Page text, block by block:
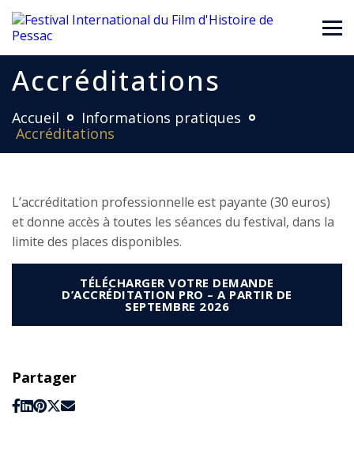
Accréditations
Accueil
Informations pratiques
Accréditations
L’accréditation professionnelle est payante (30 euros)
et donne accès à toutes les séances du festival, dans la
limite des places disponibles.
TÉLÉCHARGER VOTRE DEMANDE
D’ACCRÉDITATION PRO – A PARTIR DE
SEPTEMBRE 2026
Partager